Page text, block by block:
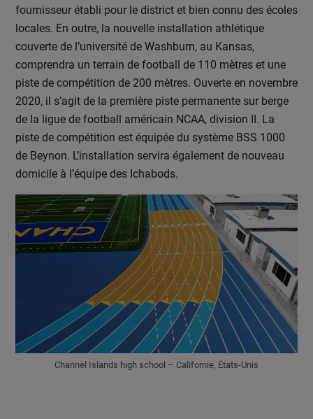
fournisseur établi pour le district et bien connu des écoles
locales. En outre, la nouvelle installation athlétique
couverte de l’université de Washburn, au Kansas,
comprendra un terrain de football de 110 mètres et une
piste de compétition de 200 mètres. Ouverte en novembre
2020, il s’agit de la première piste permanente sur berge
de la ligue de football américain NCAA, division II. La
piste de compétition est équipée du système BSS 1000
de Beynon. L’installation servira également de nouveau
domicile à l’équipe des Ichabods.
Channel Islands high school – Californie, États-Unis